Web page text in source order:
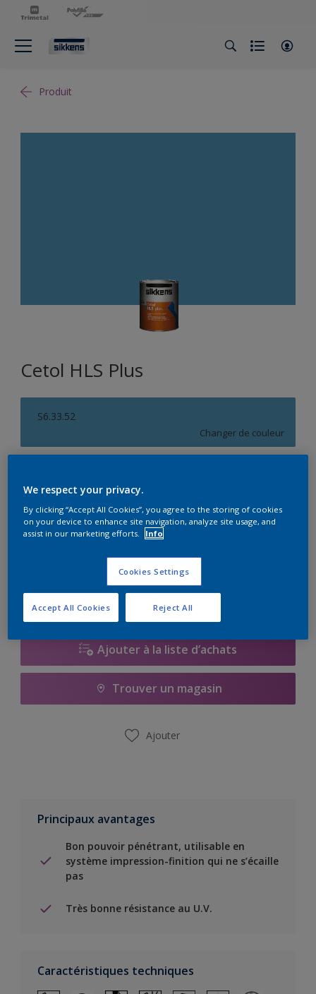
Produit
Cetol HLS Plus
S6.33.52
Changer de couleur
1L
Quantité Calculateur de peinture
Calculer
Ajouter à la liste d’achats
Trouver un magasin
Ajouter
Principaux avantages
Bon pouvoir pénétrant, utilisable en
système impression-finition qui ne s’écaille
pas
Très bonne résistance au U.V.
Caractéristiques techniques
We respect your privacy.
By clicking “Accept All Cookies”, you agree to the storing of cookies
on your device to enhance site navigation, analyze site usage, and
assist in our marketing efforts.
Info
Cookies Settings
Reject All
Accept All Cookies